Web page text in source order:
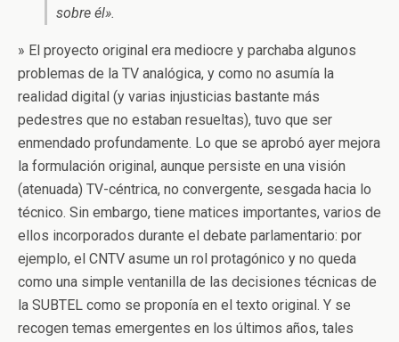
sobre él».
» El proyecto original era mediocre y parchaba algunos
problemas de la TV analógica, y como no asumía la
realidad digital (y varias injusticias bastante más
pedestres que no estaban resueltas), tuvo que ser
enmendado profundamente. Lo que se aprobó ayer mejora
la formulación original, aunque persiste en una visión
(atenuada) TV-céntrica, no convergente, sesgada hacia lo
técnico. Sin embargo, tiene matices importantes, varios de
ellos incorporados durante el debate parlamentario: por
ejemplo, el CNTV asume un rol protagónico y no queda
como una simple ventanilla de las decisiones técnicas de
la SUBTEL como se proponía en el texto original. Y se
recogen temas emergentes en los últimos años, tales